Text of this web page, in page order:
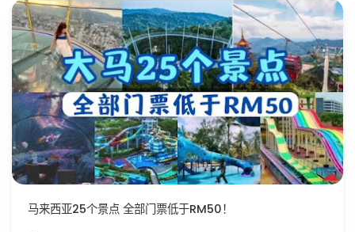
马来西亚25个景点 全部门票低于RM50！